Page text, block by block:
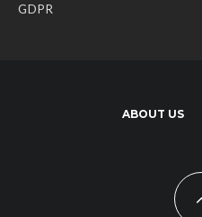
GDPR
ABOUT US